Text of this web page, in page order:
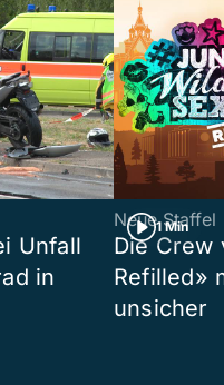
Unfall
in
1 Min
Neue Staffel
Die Crew
Refilled»
unsicher